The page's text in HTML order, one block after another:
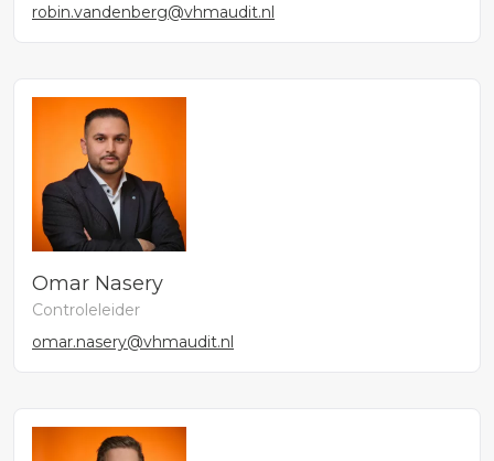
robin.vandenberg@vhmaudit.nl
Omar Nasery
Controleleider
omar.nasery@vhmaudit.nl